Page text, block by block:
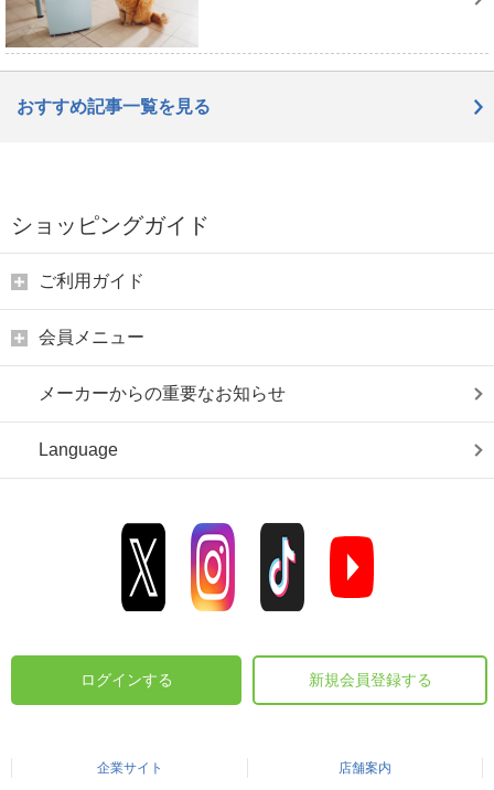
おすすめ記事一覧を見る
ショッピングガイド
ご利用ガイド
会員メニュー
メーカーからの重要なお知らせ
Language
ログインする 新規会員登録する
企業サイト 店舗案内